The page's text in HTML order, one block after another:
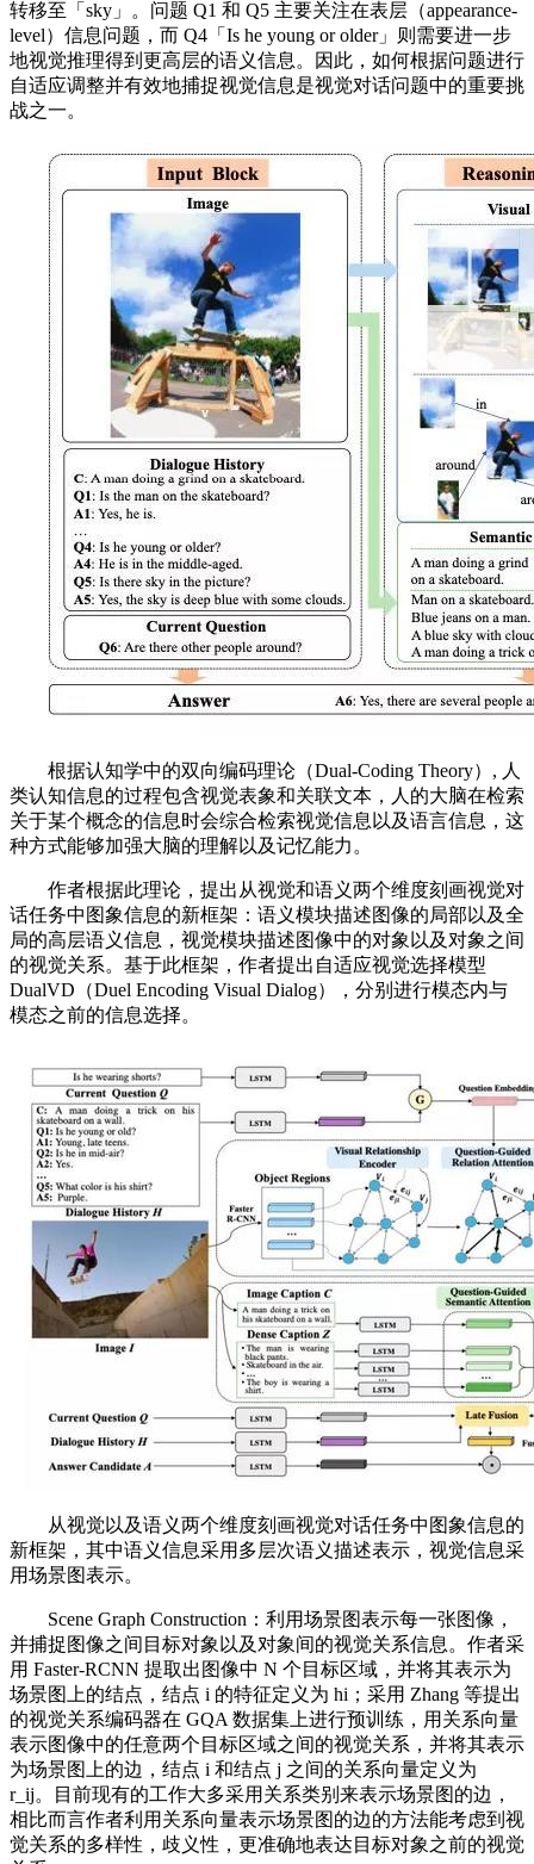
转移至「sky」。问题 Q1 和 Q5 主要关注在表层（appearance-
level）信息问题，而 Q4「Is he young or older」则需要进一步
地视觉推理得到更高层的语义信息。因此，如何根据问题进行
自适应调整并有效地捕捉视觉信息是视觉对话问题中的重要挑
战之一。
根据认知学中的双向编码理论（Dual-Coding Theory）, 人
类认知信息的过程包含视觉表象和关联文本，人的大脑在检索
关于某个概念的信息时会综合检索视觉信息以及语言信息，这
种方式能够加强大脑的理解以及记忆能力。
作者根据此理论，提出从视觉和语义两个维度刻画视觉对
话任务中图象信息的新框架：语义模块描述图像的局部以及全
局的高层语义信息，视觉模块描述图像中的对象以及对象之间
的视觉关系。基于此框架，作者提出自适应视觉选择模型
DualVD（Duel Encoding Visual Dialog），分别进行模态内与
模态之前的信息选择。
从视觉以及语义两个维度刻画视觉对话任务中图象信息的
新框架，其中语义信息采用多层次语义描述表示，视觉信息采
用场景图表示。
Scene Graph Construction：利用场景图表示每一张图像，
并捕捉图像之间目标对象以及对象间的视觉关系信息。作者采
用 Faster-RCNN 提取出图像中 N 个目标区域，并将其表示为
场景图上的结点，结点 i 的特征定义为 hi；采用 Zhang 等提出
的视觉关系编码器在 GQA 数据集上进行预训练，用关系向量
表示图像中的任意两个目标区域之间的视觉关系，并将其表示
为场景图上的边，结点 i 和结点 j 之间的关系向量定义为
r_ij。目前现有的工作大多采用关系类别来表示场景图的边，
相比而言作者利用关系向量表示场景图的边的方法能考虑到视
觉关系的多样性，歧义性，更准确地表达目标对象之前的视觉